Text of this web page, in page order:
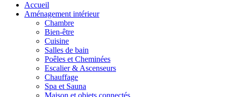
Accueil
Aménagement intérieur
Chambre
Bien-être
Cuisine
Salles de bain
Poêles et Cheminées
Escalier & Ascenseurs
Chauffage
Spa et Sauna